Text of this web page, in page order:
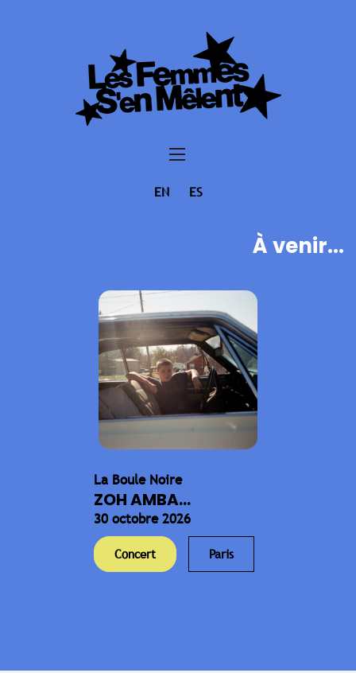
EN ES
À venir...
La Boule Noire
ZOH AMBA...
30 octobre 2026
Concert Paris